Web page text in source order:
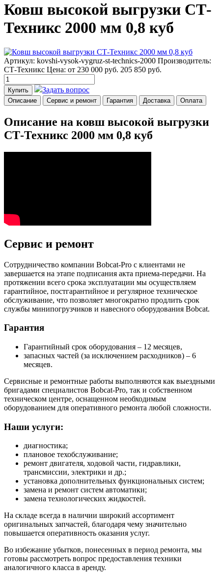
Ковш высокой выгрузки СТ-
Техникс 2000 мм 0,8 куб
Артикул: kovshi-vysok-vygruz-st-technics-2000 Производитель:
СТ-Техникс Цена: от 230 000 руб. 205 850 руб.
Купить Задать вопрос
Описание Сервис и ремонт Гарантия Доставка Оплата
Описание на ковш высокой выгрузки
СТ-Техникс 2000 мм 0,8 куб
Сервис и ремонт
Сотрудничество компании Bobcat-Pro с клиентами не
завершается на этапе подписания акта приема-передачи. На
протяжении всего срока эксплуатации мы осуществляем
гарантийное, постгарантийное и регулярное техническое
обслуживание, что позволяет многократно продлить срок
службы минипогрузчиков и навесного оборудования Bobcat.
Гарантия
Гарантийный срок оборудования – 12 месяцев,
запасных частей (за исключением расходников) – 6
месяцев.
Сервисные и ремонтные работы выполняются как выездными
бригадами специалистов Bobcat-Pro, так и собственном
техническом центре, оснащенном необходимым
оборудованием для оперативного ремонта любой сложности.
Наши услуги:
диагностика;
плановое техобслуживание;
ремонт двигателя, ходовой части, гидравлики,
трансмиссии, электрики и др.;
установка дополнительных функциональных систем;
замена и ремонт систем автоматики;
замена технологических жидкостей.
На складе всегда в наличии широкий ассортимент
оригинальных запчастей, благодаря чему значительно
повышается оперативность оказания услуг.
Во избежание убытков, понесенных в период ремонта, мы
готовы рассмотреть вопрос предоставления техники
аналогичного класса в аренду.